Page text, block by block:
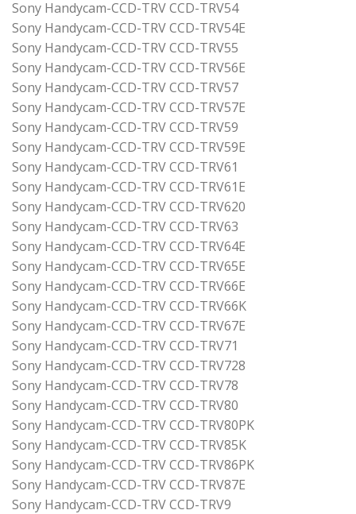
Sony Handycam-CCD-TRV CCD-TRV54
Sony Handycam-CCD-TRV CCD-TRV54E
Sony Handycam-CCD-TRV CCD-TRV55
Sony Handycam-CCD-TRV CCD-TRV56E
Sony Handycam-CCD-TRV CCD-TRV57
Sony Handycam-CCD-TRV CCD-TRV57E
Sony Handycam-CCD-TRV CCD-TRV59
Sony Handycam-CCD-TRV CCD-TRV59E
Sony Handycam-CCD-TRV CCD-TRV61
Sony Handycam-CCD-TRV CCD-TRV61E
Sony Handycam-CCD-TRV CCD-TRV620
Sony Handycam-CCD-TRV CCD-TRV63
Sony Handycam-CCD-TRV CCD-TRV64E
Sony Handycam-CCD-TRV CCD-TRV65E
Sony Handycam-CCD-TRV CCD-TRV66E
Sony Handycam-CCD-TRV CCD-TRV66K
Sony Handycam-CCD-TRV CCD-TRV67E
Sony Handycam-CCD-TRV CCD-TRV71
Sony Handycam-CCD-TRV CCD-TRV728
Sony Handycam-CCD-TRV CCD-TRV78
Sony Handycam-CCD-TRV CCD-TRV80
Sony Handycam-CCD-TRV CCD-TRV80PK
Sony Handycam-CCD-TRV CCD-TRV85K
Sony Handycam-CCD-TRV CCD-TRV86PK
Sony Handycam-CCD-TRV CCD-TRV87E
Sony Handycam-CCD-TRV CCD-TRV9